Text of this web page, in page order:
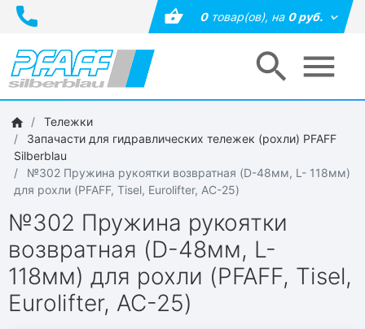
0товар(ов),на0 руб.
Тележки
Запачасти для гидравлических тележек (рохли) PFAFF
Silberblau
№302 Пружина рукоятки возвратная (D-48мм, L- 118мм)
для рохли (PFAFF, Tisel, Eurolifter, AC-25)
№302 Пружина рукоятки
возвратная (D-48мм, L-
118мм) для рохли (PFAFF, Tisel,
Eurolifter, AC-25)